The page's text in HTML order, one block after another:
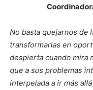
No basta quejarnos de
transformarlas en
despierta cuando mira
que a sus problemas
interpelada a ir más